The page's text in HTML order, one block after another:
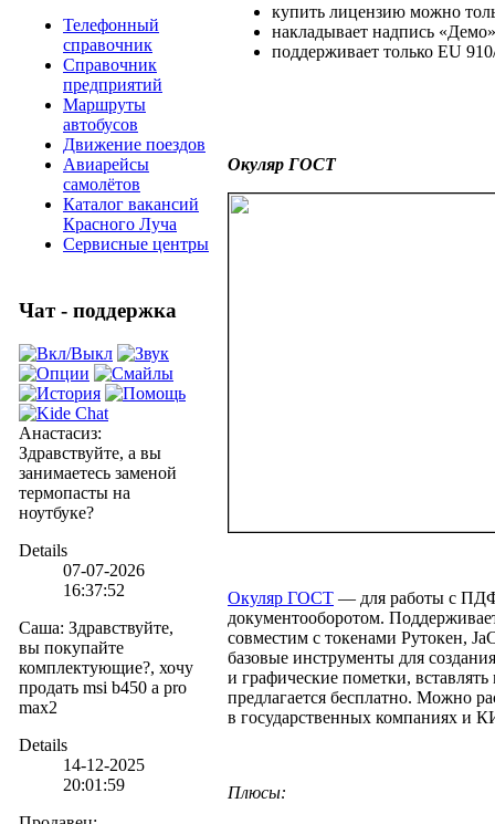
Телефонный
справочник
Справочник
предприятий
Маршруты
автобусов
Движение поездов
Авиарейсы
самолётов
Каталог вакансий
Красного Луча
Сервисные центры
Чат - поддержка
Анастасиз:
Здравствуйте, а вы
занимаетесь заменой
термопасты на
ноутбуке?
Details
07-07-2026
16:37:52
Саша: Здравствуйте,
вы покупайте
комплектующие?, хочу
продать msi b450 a pro
max2
Details
14-12-2025
20:01:59
купить лицензию можно
накладывает надпись
поддерживает только EU
Окуляр ГОСТ
Окуляр ГОСТ — для работы с
документооборотом.
совместим с токенами Рутокен,
базовые инструменты для
и графические пометки,
предлагается бесплатно. Можно
в государственных компаниях и
Плюсы: